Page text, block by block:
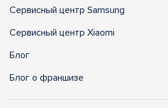
Сервисный центр Samsung
Сервисный центр Xiaomi
Блог
Блог о франшизе